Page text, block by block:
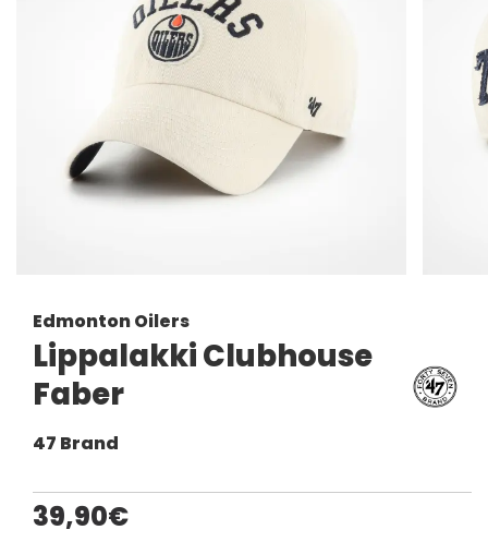
Edmonton Oilers
Lippalakki Clubhouse
Faber
47 Brand
39,90€